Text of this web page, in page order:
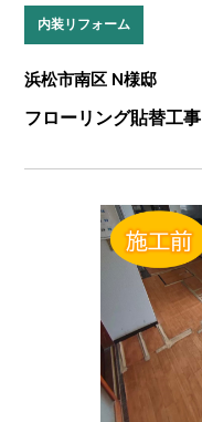
内装リフォーム
浜松市南区 N様邸
フローリング貼替工事